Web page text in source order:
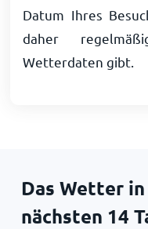
Datum Ihres
daher
Wetterdaten gibt.
Das Wetter
nächsten 14